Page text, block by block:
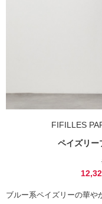
FIFILLES
ペイズリー
ブルー系ペイズリーの華や